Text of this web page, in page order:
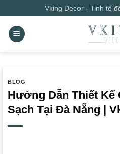
qua
nội
dung
Vking Decor - Tinh tế
BLOG
Hướng Dẫn Thiết Kế
Sạch Tại Đà Nẵng |